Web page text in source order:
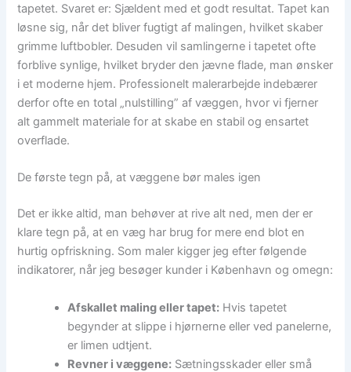
tapetet. Svaret er: Sjældent med et godt resultat. Tapet kan
løsne sig, når det bliver fugtigt af malingen, hvilket skaber
grimme luftbobler. Desuden vil samlingerne i tapetet ofte
forblive synlige, hvilket bryder den jævne flade, man ønsker
i et moderne hjem. Professionelt malerarbejde indebærer
derfor ofte en total „nulstilling” af væggen, hvor vi fjerner
alt gammelt materiale for at skabe en stabil og ensartet
overflade.
De første tegn på, at væggene bør males igen
Det er ikke altid, man behøver at rive alt ned, men der er
klare tegn på, at en væg har brug for mere end blot en
hurtig opfriskning. Som maler kigger jeg efter følgende
indikatorer, når jeg besøger kunder i København og omegn:
Afskallet maling eller tapet: Hvis tapetet
begynder at slippe i hjørnerne eller ved panelerne,
er limen udtjent.
Revner i væggene: Sætningsskader eller små